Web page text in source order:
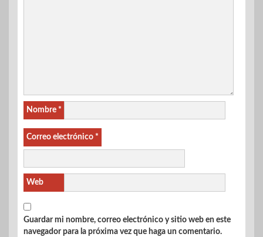
Nombre *
Correo electrónico *
Web
Guardar mi nombre, correo electrónico y sitio web en este
navegador para la próxima vez que haga un comentario.